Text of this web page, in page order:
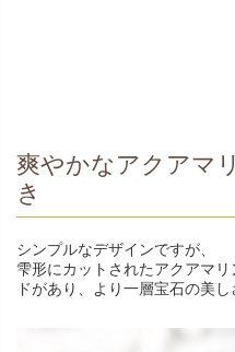
爽やかなアクアマ
き
シンプルなデザインですが、
雫形にカットされたアクアマ
ドがあり、より一層宝石の美し